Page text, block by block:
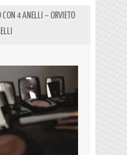
4 ANELLI – ORVIETO